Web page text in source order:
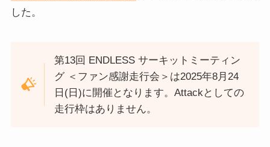
した。
第13回 ENDLESS サーキットミーティン
グ ＜ファン感謝走行会＞は2025年8月24
日(日)に開催となります。Attackとしての
走行枠はありません。